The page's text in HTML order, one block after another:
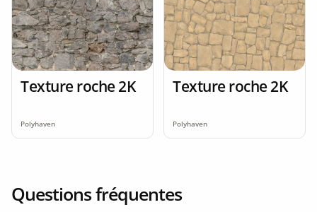
Texture roche 2K
Polyhaven
Texture roche 2K
Polyhaven
Questions fréquentes